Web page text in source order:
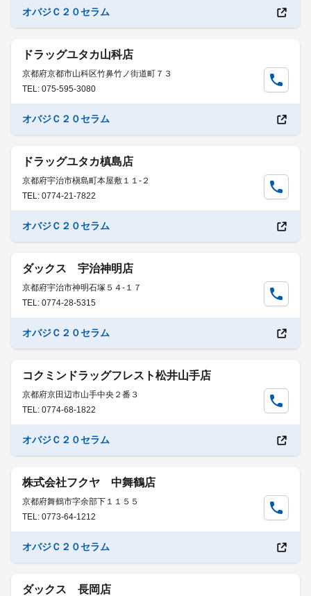
オバジＣ２０セラム
ドラッグユタカ山科店
京都府京都市山科区竹鼻竹ノ街道町７３
TEL: 075-595-3080
オバジＣ２０セラム
ドラッグユタカ槙島店
京都府宇治市槇島町本屋敷１１-２
TEL: 0774-21-7822
オバジＣ２０セラム
ダックス 宇治神明店
京都府宇治市神明石塚５４-１７
TEL: 0774-28-5315
オバジＣ２０セラム
コクミンドラッグフレスト松井山手店
京都府京田辺市山手中央２番３
TEL: 0774-68-1822
オバジＣ２０セラム
株式会社フクヤ 中舞鶴店
京都府舞鶴市字余部下１１５５
TEL: 0773-64-1212
オバジＣ２０セラム
ダックス 長岡店